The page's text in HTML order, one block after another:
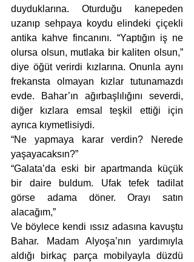
duyduklarına. Oturduğu kanepeden
uzanıp sehpaya koydu elindeki çiçekli
antika kahve fincanını. “Yaptığın iş ne
olursa olsun, mutlaka bir kaliten olsun,”
diye öğüt verirdi kızlarına. Onunla aynı
frekansta olmayan kızlar tutunamazdı
evde. Bahar’ın ağırbaşlılığını severdi,
diğer kızlara emsal teşkil ettiği için
ayrıca kıymetlisiydi.
“Ne yapmaya karar verdin? Nerede
yaşayacaksın?”
“Galata’da eski bir apartmanda küçük
bir daire buldum. Ufak tefek tadilat
görse adama döner. Orayı satın
alacağım,”
Ve böylece kendi ıssız adasına kavuştu
Bahar. Madam Alyoşa’nın yardımıyla
aldığı birkaç parça mobilyayla düzdü